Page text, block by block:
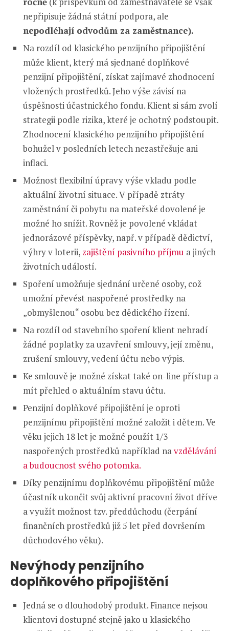
nepřipisuje žádná státní podpora, ale
nepodléhají odvodům za zaměstnance).
Na rozdíl od klasického penzijního připojištění
může klient, který má sjednané doplňkové
penzijní připojištění, získat zajímavé zhodnocení
vložených prostředků. Jeho výše závisí na
úspěšnosti účastnického fondu. Klient si sám zvolí
strategii podle rizika, které je ochotný podstoupit.
Zhodnocení klasického penzijního připojištění
bohužel v posledních letech nezastřešuje ani
inflaci.
Možnost flexibilní úpravy výše vkladu podle
aktuální životní situace. V případě ztráty
zaměstnání či pobytu na mateřské dovolené je
možné ho snížit. Rovněž je povolené vkládat
jednorázové příspěvky, např. v případě dědictví,
výhry v loterii, zajištění pasivního příjmu a jiných
životních událostí.
Spoření umožňuje sjednání určené osoby, což
umožní převést naspořené prostředky na
„obmyšlenou“ osobu bez dědického řízení.
Na rozdíl od stavebního spoření klient nehradí
žádné poplatky za uzavření smlouvy, její změnu,
zrušení smlouvy, vedení účtu nebo výpis.
Ke smlouvě je možné získat také on-line přístup a
mít přehled o aktuálním stavu účtu.
Penzijní doplňkové připojištění je oproti
penzijnímu připojištění možné založit i dětem. Ve
věku jejich 18 let je možné použít 1/3
naspořených prostředků například navzdělávání
a budoucnost svého potomka.
Díky penzijnímu doplňkovému připojištění může
účastník ukončit svůj aktivní pracovní život dříve
a využít možnost tzv. předdůchodu (čerpání
finančních prostředků již 5 let před dovršením
důchodového věku).
Nevýhody penzijního
doplňkového připojištění
Jedná se o dlouhodobý produkt. Finance nejsou
klientovi dostupné stejně jako u klasického